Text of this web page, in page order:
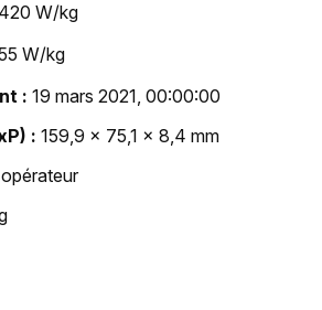
W/kg
W/kg
19 mars 2021, 00:00:00
159,9 x 75,1 x 8,4 mm